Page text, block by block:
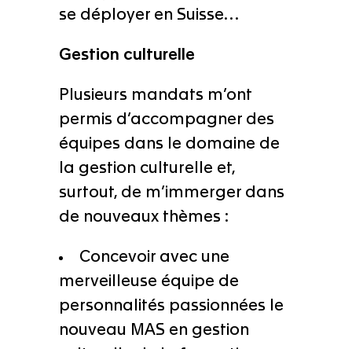
se déployer en Suisse…
Gestion culturelle
Plusieurs mandats m’ont
permis d’accompagner des
équipes dans le domaine de
la gestion culturelle et,
surtout, de m’immerger dans
de nouveaux thèmes :
Concevoir avec une
merveilleuse équipe de
personnalités passionnées le
nouveau MAS en gestion